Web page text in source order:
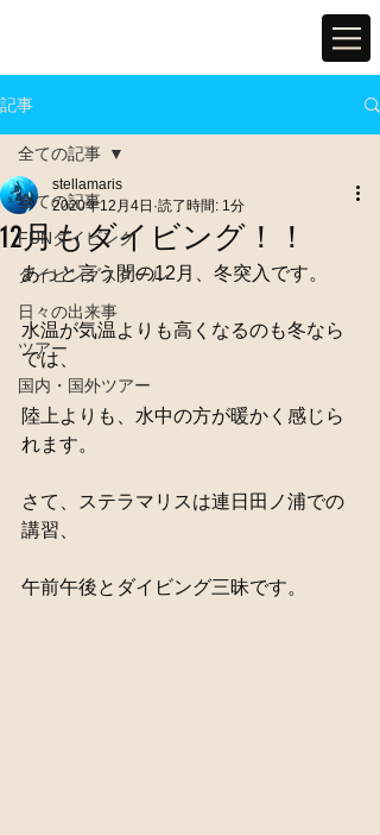
記事
全ての記事
FUNダイビング
ダイビングスクール
日々の出来事
ツアー
国内・国外ツアー
全ての記事
12月もダイビング！！
stellamaris
2020年12月4日 読了時間: 1分
あっと言う間の12月、冬突入です。
水温が気温よりも高くなるのも冬なら
では、
陸上よりも、水中の方が暖かく感じら
れます。
さて、ステラマリスは連日田ノ浦での
講習、
午前午後とダイビング三昧です。